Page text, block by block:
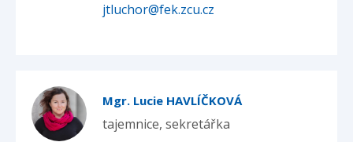
jtluchor@fek.zcu.cz
Mgr. Lucie HAVLÍČKOVÁ
tajemnice, sekretářka